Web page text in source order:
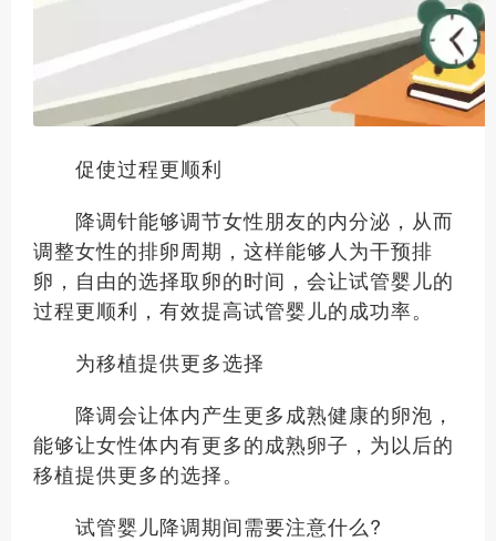
促使过程更顺利
降调针能够调节女性朋友的内分泌，从而
调整女性的排卵周期，这样能够人为干预排
卵，自由的选择取卵的时间，会让试管婴儿的
过程更顺利，有效提高试管婴儿的成功率。
为移植提供更多选择
降调会让体内产生更多成熟健康的卵泡，
能够让女性体内有更多的成熟卵子，为以后的
移植提供更多的选择。
试管婴儿降调期间需要注意什么?